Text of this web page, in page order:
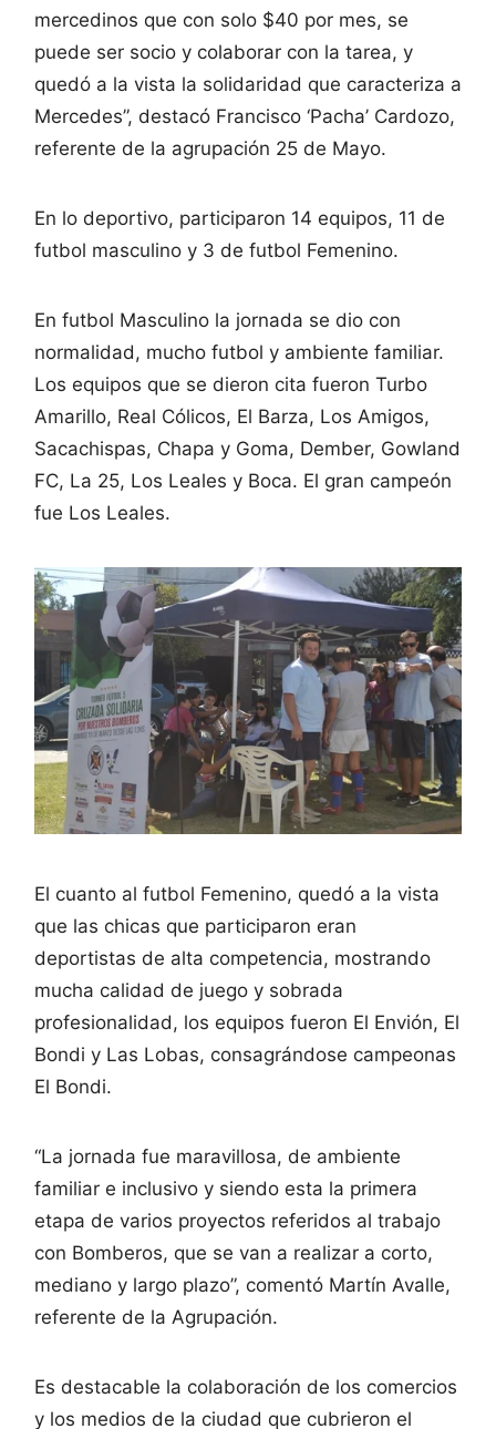
mercedinos que con solo $40 por mes, se
puede ser socio y colaborar con la tarea, y
quedó a la vista la solidaridad que caracteriza a
Mercedes”, destacó Francisco ‘Pacha’ Cardozo,
referente de la agrupación 25 de Mayo.
En lo deportivo, participaron 14 equipos, 11 de
futbol masculino y 3 de futbol Femenino.
En futbol Masculino la jornada se dio con
normalidad, mucho futbol y ambiente familiar.
Los equipos que se dieron cita fueron Turbo
Amarillo, Real Cólicos, El Barza, Los Amigos,
Sacachispas, Chapa y Goma, Dember, Gowland
FC, La 25, Los Leales y Boca. El gran campeón
fue Los Leales.
El cuanto al futbol Femenino, quedó a la vista
que las chicas que participaron eran
deportistas de alta competencia, mostrando
mucha calidad de juego y sobrada
profesionalidad, los equipos fueron El Envión, El
Bondi y Las Lobas, consagrándose campeonas
El Bondi.
“La jornada fue maravillosa, de ambiente
familiar e inclusivo y siendo esta la primera
etapa de varios proyectos referidos al trabajo
con Bomberos, que se van a realizar a corto,
mediano y largo plazo”, comentó Martín Avalle,
referente de la Agrupación.
Es destacable la colaboración de los comercios
y los medios de la ciudad que cubrieron el